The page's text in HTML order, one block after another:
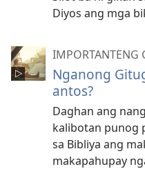
Diyos ang mga
IMPORTANTENG
Nganong
antos?
Daghan ang
kalibotan punog
sa Bibliya ang
makapahupay